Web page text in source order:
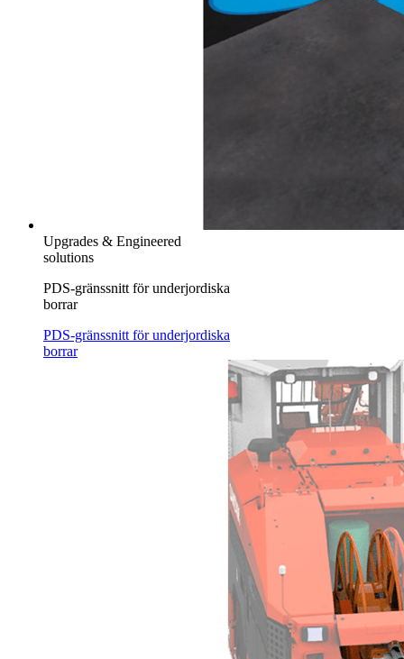
Upgrades & Engineered
solutions
PDS-gränssnitt för underjordiska
borrar
PDS-gränssnitt för underjordiska
borrar